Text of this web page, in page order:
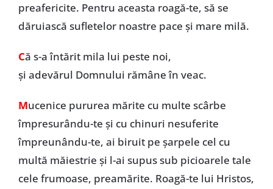
preafericite. Pentru aceasta roagă-te, să se
dăruiască sufletelor noastre pace şi mare milă.
Că s-a întărit mila lui peste noi,
și adevărul Domnului rămâne în veac.
Mucenice pururea mărite cu multe scârbe
împresurându-te şi cu chinuri nesuferite
împreunându-te, ai biruit pe şarpele cel cu
multă măiestrie şi l-ai supus sub picioarele tale
cele frumoase, preamărite. Roagă-te lui Hristos,